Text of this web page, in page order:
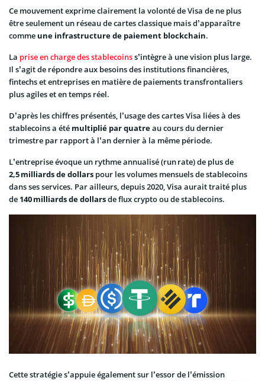
Ce mouvement exprime clairement la volonté de Visa de ne plus
être seulement un réseau de cartes classique mais d’apparaître
comme une infrastructure de paiement blockchain.
La prise en charge des stablecoinss’intègre à une vision plus large.
Il s’agit de répondre aux besoins des institutions financières,
fintechs et entreprises en matière de paiements transfrontaliers
plus agiles et en temps réel.
D’après les chiffres présentés, l’usage des cartes Visa liées à des
stablecoins a été multiplié par quatreau cours du dernier
trimestre par rapport à l’an dernier à la même période.
L’entreprise évoque un rythme annualisé (run rate) de plus de
2,5 milliards de dollars pour les volumes mensuels de stablecoins
dans ses services. Par ailleurs, depuis 2020, Visa aurait traité plus
de 140 milliards de dollarsde flux crypto ou de stablecoins.
Cette stratégie s’appuie également sur l’essor de l’émission